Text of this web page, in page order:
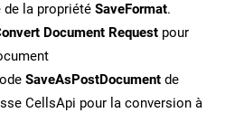
de la propriété SaveFormat.
Document Request pour
SaveAsPostDocument de
CellsApi pour la conversion à